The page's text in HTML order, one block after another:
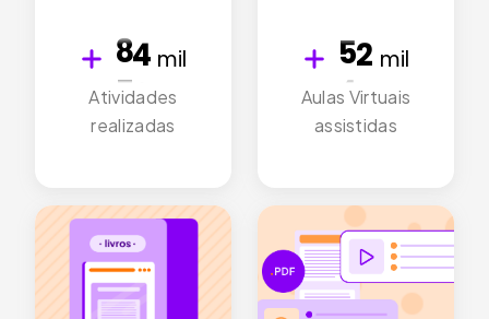
2
3
4
6
7
8
0
2
3
4 mil
Atividades
realizadas
0
1
3
4
5
0
1
2 mil
Aulas Virtuais
assistidas
4
5
6
8
9
0
7
8
9
6
7
8
0
5
6
7
9
0